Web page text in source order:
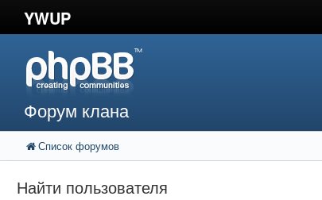
YWUP
Форум клана
Список форумов
Найти пользователя